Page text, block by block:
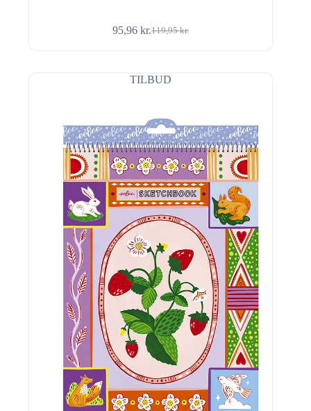
119,95kr.
Den
var:
119,95 kr..
95,96kr.Den
er:
95,96 kr..
TILBUD